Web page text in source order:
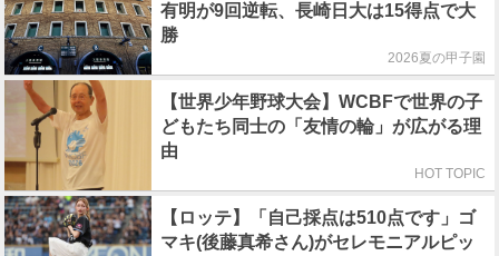
有明が9回逆転、長崎日大は15得点で大
勝
2026夏の甲子園
【世界少年野球大会】WCBFで世界の子
どもたち同士の「友情の輪」が広がる理
由
HOT TOPIC
【ロッテ】「自己採点は510点です」ゴ
マキ(後藤真希さん)がセレモニアルピッ